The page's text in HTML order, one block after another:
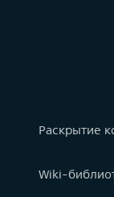
Раскрытие
Wiki-